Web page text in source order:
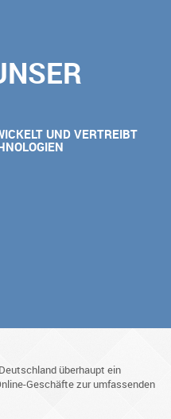
UND VERTREIBT
überhaupt ein
Geschäfte zur umfassenden